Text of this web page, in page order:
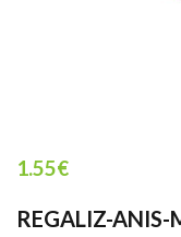
1.55€
REGALIZ-ANIS-